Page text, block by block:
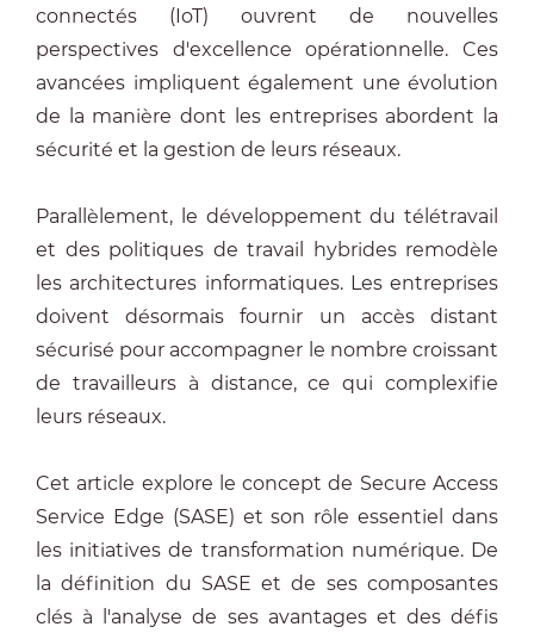
connectés (IoT) ouvrent de nouvelles
perspectives d'excellence opérationnelle. Ces
avancées impliquent également une évolution
de la manière dont les entreprises abordent la
sécurité et la gestion de leurs réseaux.
Parallèlement, le développement du télétravail
et des politiques de travail hybrides remodèle
les architectures informatiques. Les entreprises
doivent désormais fournir un accès distant
sécurisé pour accompagner le nombre croissant
de travailleurs à distance, ce qui complexifie
leurs réseaux.
Cet article explore le concept de Secure Access
Service Edge (SASE) et son rôle essentiel dans
les initiatives de transformation numérique. De
la définition du SASE et de ses composantes
clés à l'analyse de ses avantages et des défis